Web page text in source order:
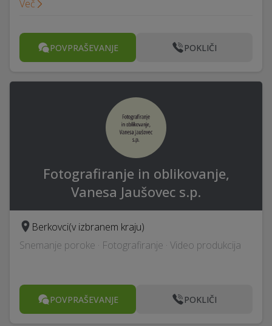
Več
POVPRAŠEVANJE POKLIČI
Fotografiranje in oblikovanje,
Vanesa Jaušovec s.p.
Berkovci(v izbranem kraju)
Snemanje poroke · Fotografiranje · Video produkcija
POVPRAŠEVANJE POKLIČI